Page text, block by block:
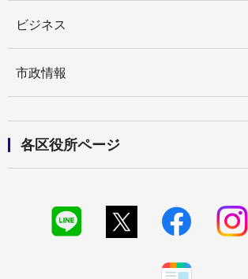
ビジネス
市政情報
各区役所ページ